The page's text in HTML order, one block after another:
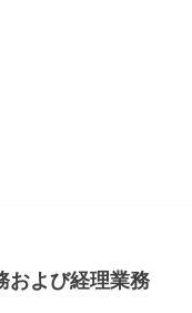
および経理業務